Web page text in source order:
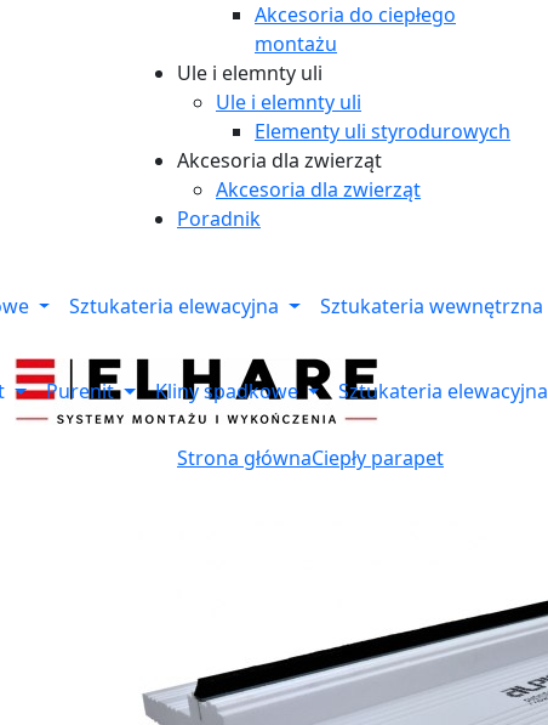
Akcesoria do ciepłego
montażu
Ule i elemnty uli
Ule i elemnty uli
Elementy uli styrodurowych
Akcesoria dla zwierząt
Akcesoria dla zwierząt
Poradnik
Sztukateria elewacyjna Sztukateria wewnętrzna
Purenit Kliny spadkowe Sztukateria elewacyjna
Strona głównaCiepły parapet